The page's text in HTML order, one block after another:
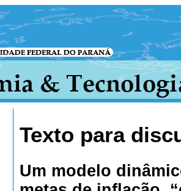
Texto para
Um modelo